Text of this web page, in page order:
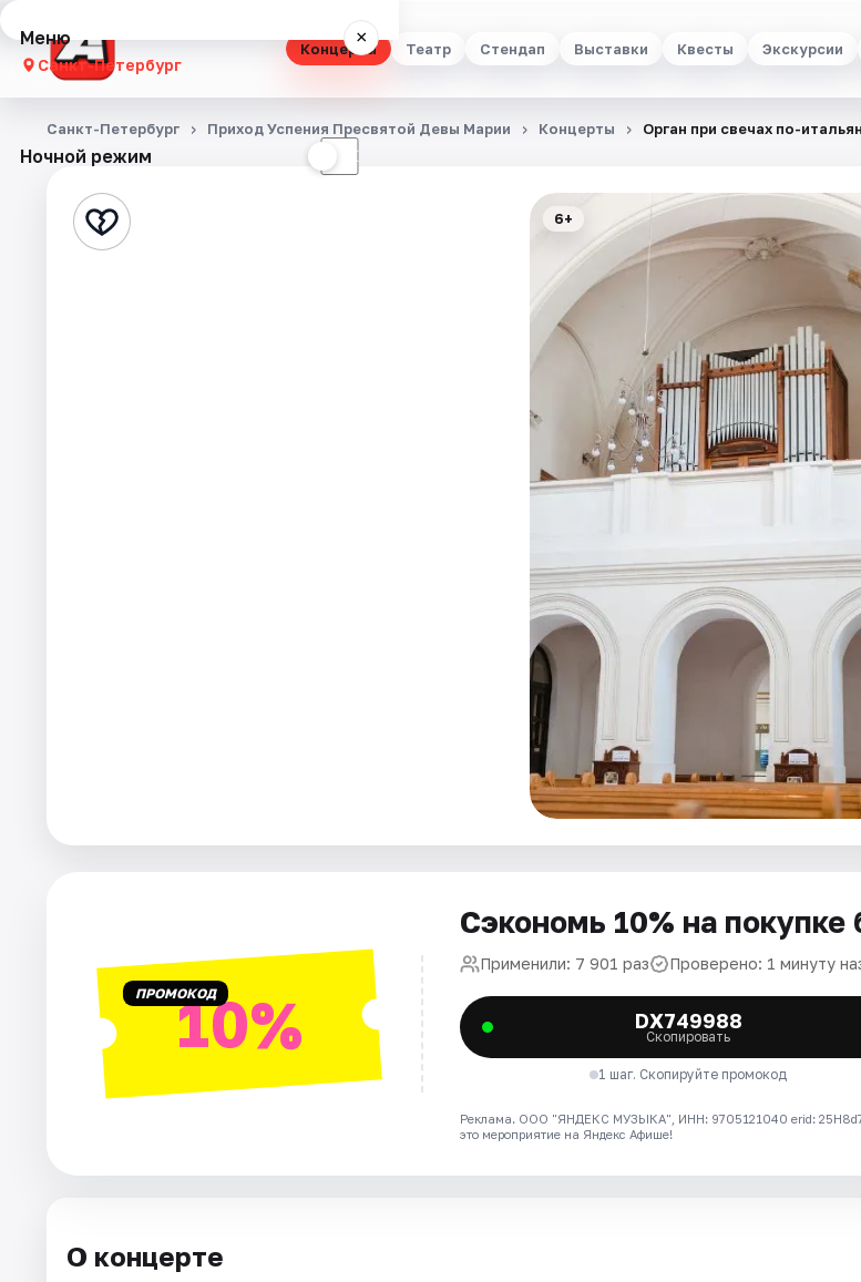
Концерты Театр Стендап Выставки Квесты Экскурсии
Меню ×
Санкт-Петербург
Концерты
Стендап
Ночной режим ☾
Санкт-Петербург Приход Успения Пресвятой Девы Марии Концерты Орган при свечах по-
6+
ПРОМОКОД10%
Сэкономь 10% на покупке
Применили: 7 901 раз Проверено: 1 минуту
DX749988
Скопировать
1 шаг. Скопируйте промокод
Реклама. ООО "ЯНДЕКС МУЗЫКА", ИНН: 9705121040 erid:
это мероприятие на Яндекс Афише!
О концерте